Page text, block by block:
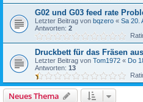
G02 und G03 feed rate
Letzter Beitrag von bqzero « Sa 20.
Antworten: 2
Druckbett für das Fräsen
Letzter Beitrag von Tom1972 « Do
Antworten: 13
Neues Thema